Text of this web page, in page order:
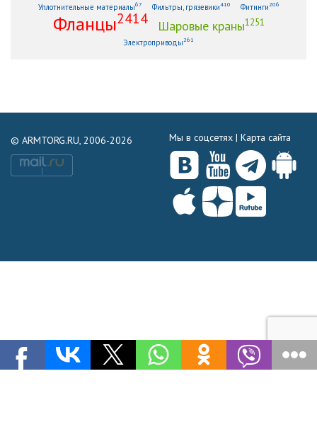
Уплотнительные материалы67 Фильтры, грязевики410 Фитинги206
Фланцы2414 Шаровые краны1251
Электроприводы261
© ARMTORG.RU, 2006-2026 Мы в соцсетях | Карта сайта